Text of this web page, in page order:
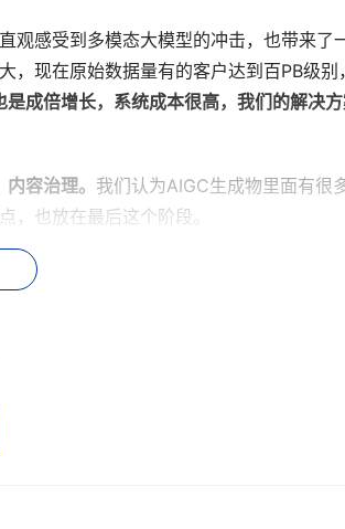
观感受到多模态大模型的冲击，也带来了
，现在原始数据量有的客户达到百PB级别
成倍增长，系统成本很高，我们的解决
容治理。 我们认为AIGC生成物里面有很
，也放在最后这个阶段。
能力，达到Tbps级别。
要亚毫秒级的时延。